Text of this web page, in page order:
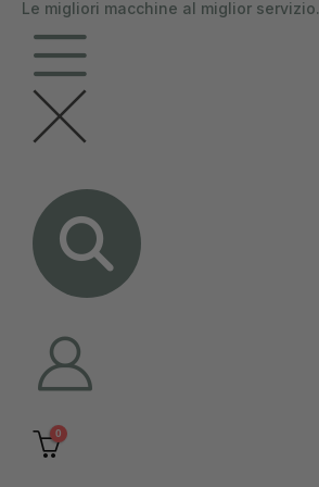
contenuto
Le migliori macchine al miglior servizio.
0